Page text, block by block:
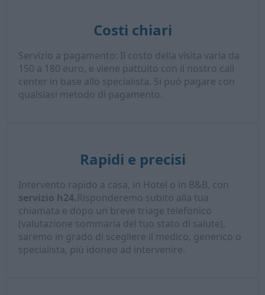
Costi chiari
Servizio a pagamento: Il costo della visita varia da
150 a 180 euro, e viene pattuito con il nostro call
center in base allo specialista. Si può pagare con
qualsiasi metodo di pagamento.
Rapidi e precisi
Intervento rapido a casa, in Hotel o in B&B, con
servizio h24.Risponderemo subito alla tua
chiamata e dopo un breve triage telefonico
(valutazione sommaria del tuo stato di salute),
saremo in grado di scegliere il medico, generico o
specialista, più idoneo ad intervenire.